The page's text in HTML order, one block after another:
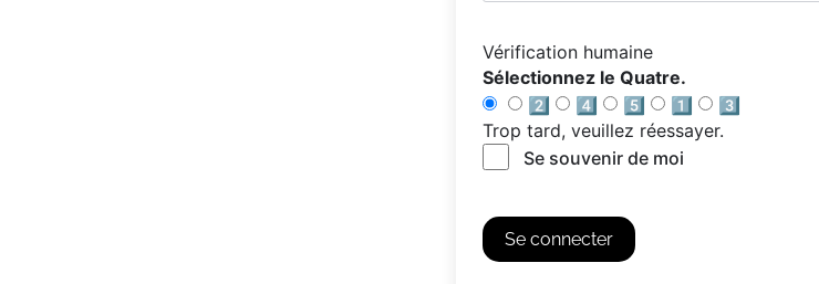
Vérification humaine
Sélectionnez le Quatre.
2️⃣
4️⃣ 5️⃣ 1️⃣
3️⃣
Trop tard, veuillez réessayer.
Se souvenir de moi
Se connecter